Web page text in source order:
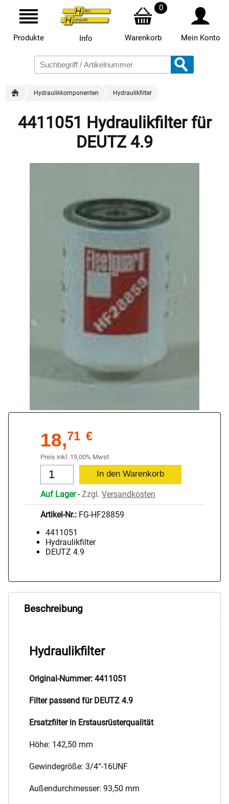
Produkte Info
0
Warenkorb Mein Konto
Hydraulikkomponenten Hydraulikfilter
4411051 Hydraulikfilter für
DEUTZ 4.9
18,71 €
Preis inkl. 19,00% Mwst.
Auf Lager-Zzgl. Versandkosten
Artikel-Nr.: FG-HF28859
4411051
Hydraulikfilter
DEUTZ 4.9
Beschreibung
Hydraulikfilter
Original-Nummer: 4411051
Filter passend für DEUTZ 4.9
Ersatzfilter in Erstausrüsterqualität
Höhe: 142,50 mm
Gewindegröße: 3/4“-16UNF
Außendurchmesser: 93,50 mm